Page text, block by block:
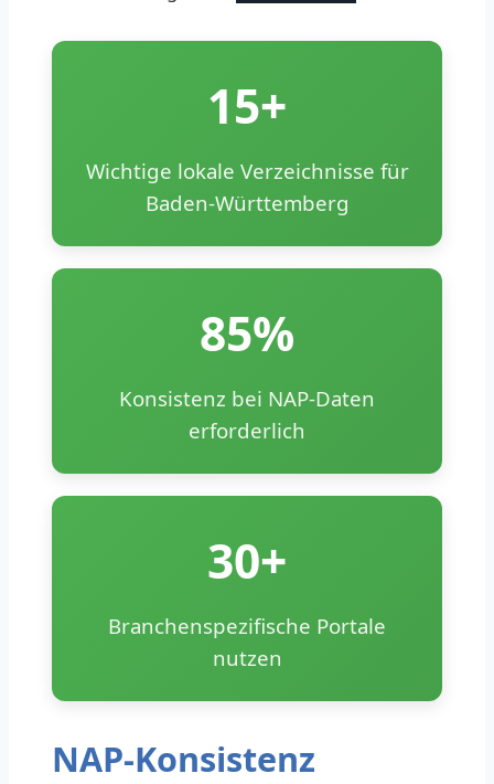
15+
Wichtige lokale Verzeichnisse für
Baden-Württemberg
85%
Konsistenz bei NAP-Daten
erforderlich
30+
Branchenspezifische Portale
nutzen
NAP-Konsistenz